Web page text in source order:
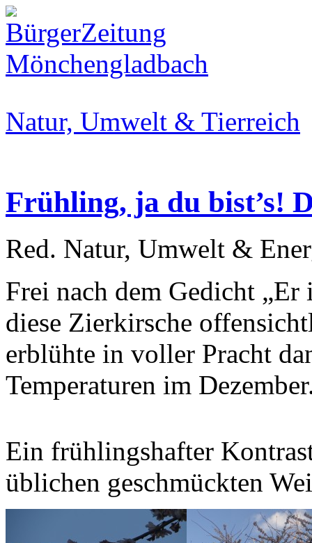
Natur, Umwelt & Tierreich
Frühling, ja du bist’s!
Red. Natur, Umwelt &
Frei nach dem Gedicht
diese Zierkirsche
erblühte in voller Pracht
Temperaturen im
Ein frühlingshafter
üblichen geschmückten